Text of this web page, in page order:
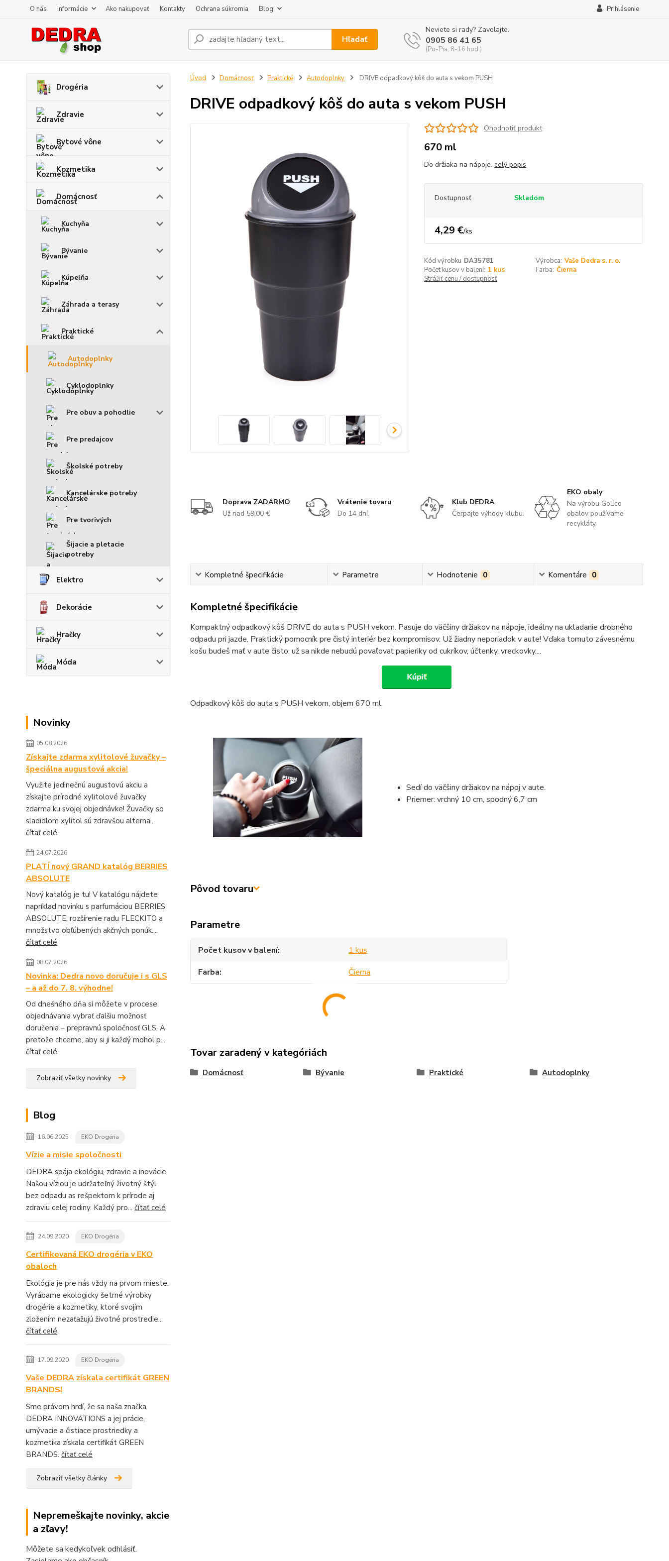
O nás Informácie Ako nakupovať Kontakty Ochrana súkromia Blog Prihlásenie
Hľadať
Neviete si rady? Zavolajte.
0905 86 41 65
(Po-Pia, 8-16 hod.)
Drogéria
Zdravie
Bytové vône
Kozmetika
Domácnosť
Kuchyňa
Bývanie
Kúpelňa
Záhrada a terasy
Praktické
Autodoplnky
Cyklodoplnky
Pre obuv a pohodlie
Pre predajcov
Školské potreby
Kancelárske potreby
Pre tvorivých
Šijacie a pletacie
potreby
Elektro
Dekorácie
Hračky
Móda
Novinky
05.08.2026
Získajte zdarma xylitolové žuvačky –
špeciálna augustová akcia!
Využite jedinečnú augustovú akciu a
získajte prírodné xylitolové žuvačky
zdarma ku svojej objednávke! Žuvačky so
sladidlom xylitol sú zdravšou alterna...
čítať celé
24.07.2026
PLATÍ nový GRAND katalóg BERRIES
ABSOLUTE
Nový katalóg je tu! V katalógu nájdete
napríklad novinku s parfumáciou BERRIES
ABSOLUTE, rozšírenie radu FLECKITO a
množstvo obľúbených akčných ponúk....
čítať celé
08.07.2026
Novinka: Dedra novo doručuje i s GLS
– a až do 7. 8. výhodne!
Od dnešného dňa si môžete v procese
objednávania vybrať ďalšiu možnosť
doručenia – prepravnú spoločnosť GLS. A
pretože chceme, aby si ji každý mohol p...
čítať celé
Zobraziť všetky novinky
Blog
16.06.2025 EKO Drogéria
Vízie a misie spoločnosti
DEDRA spája ekológiu, zdravie a inovácie.
Našou víziou je udržateľný životný štýl
bez odpadu as rešpektom k prírode aj
zdraviu celej rodiny. Každý pro... čítať celé
24.09.2020 EKO Drogéria
Certifikovaná EKO drogéria v EKO
obaloch
Ekológia je pre nás vždy na prvom mieste.
Vyrábame ekologicky šetrné výrobky
drogérie a kozmetiky, ktoré svojím
zložením nezaťažujú životné prostredie...
čítať celé
17.09.2020 EKO Drogéria
Vaše DEDRA získala certifikát GREEN
BRANDS!
Sme právom hrdí, že sa naša značka
DEDRA INNOVATIONS a jej prácie,
umývacie a čistiace prostriedky a
kozmetika získala certifikát GREEN
BRANDS. čítať celé
Zobraziť všetky články
Nepremeškajte novinky, akcie
a zľavy!
Môžete sa kedykoľvek odhlásiť.
Úvod Domácnosť Praktické Autodoplnky DRIVE odpadkový kôš do auta s vekom PUSH
DRIVE odpadkový kôš do auta s vekom PUSH
Ohodnotiť produkt
670 ml
Do držiaka na nápoje. celý popis
Dostupnosť Skladom
4,29 €/ks
Kód výrobku DA35781 Výrobca: Vaše Dedra s. r. o.
Počet kusov v balení: 1 kus Farba: Čierna
Strážiť cenu / dostupnosť
Doprava ZADARMO
Už nad 59,00 €
Vrátenie tovaru
Do 14 dní.
Klub DEDRA
Čerpajte výhody klubu.
EKO obaly
Na výrobu GoEco
obalov používame
recykláty.
Kompletné špecifikácie Parametre Hodnotenie 0 Komentáre 0
Kompletné špecifikácie
Kompaktný odpadkový kôš DRIVE do auta s PUSH vekom. Pasuje do väčšiny držiakov na nápoje, ideálny na ukladanie drobného
odpadu pri jazde. Praktický pomocník pre čistý interiér bez kompromisov. Už žiadny neporiadok v aute! Vďaka tomuto závesnému
košu budeš mať v aute čisto, už sa nikde nebudú povaľovať papieriky od cukríkov, účtenky, vreckovky....
Odpadkový kôš do auta s PUSH vekom, objem 670 ml.
Sedí do väčšiny držiakov na nápoj v aute.
Priemer: vrchný 10 cm, spodný 6,7 cm
Pôvod tovaru
Parametre
Počet kusov v balení
1 kus
Farba
Čierna
Tovar zaradený v kategóriách
Domácnosť Bývanie Praktické Autodoplnky